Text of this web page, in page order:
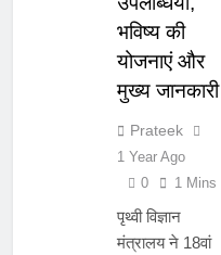
भविष्य की
योजनाएं और
मुख्य जानकारी
Prateek
1 Year Ago
0
1 Mins
पृथ्वी विज्ञान
मंत्रालय ने 18वां